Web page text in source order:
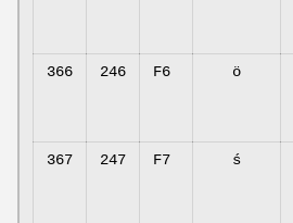
366 246 F6 ö
367 247 F7 ś